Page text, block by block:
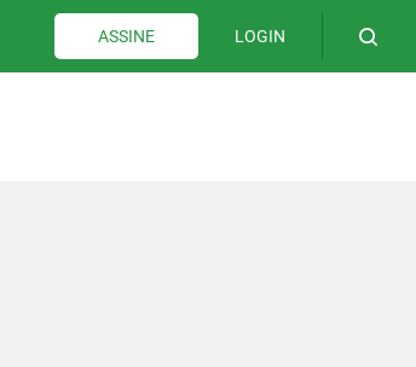
ASSINE LOGIN